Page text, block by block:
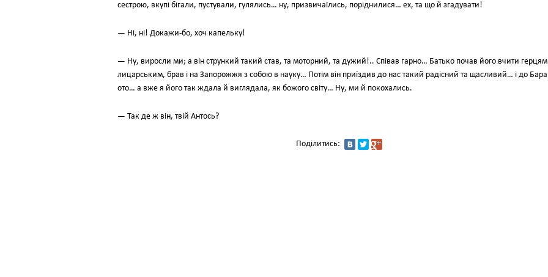
сестрою, вкупі бігали, пустували, гулялись… ну, призвичаїлись, поріднилися… ех, та що й згадувати!
— Ні, ні! Докажи-бо, хоч капельку!
— Ну, виросли ми; а він стрункий такий став, та моторний, та дужий!.. Співав гарно… Батько почав його вчити герцям
лицарським, брав і на Запорожжя з собою в науку… Потім він приїздив до нас такий радісний та щасливий… і до Бара
ото… а вже я його так ждала й виглядала, як божого світу… Ну, ми й покохались.
— Так де ж він, твій Антось?
Поділитись: